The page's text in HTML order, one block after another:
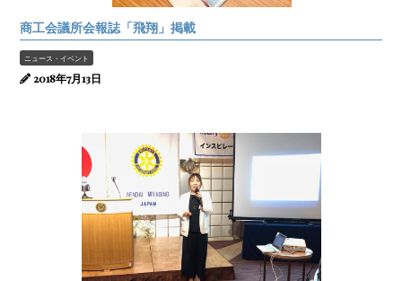
商工会議所会報誌「飛翔」掲載
ニュース・イベント
2018年7月13日